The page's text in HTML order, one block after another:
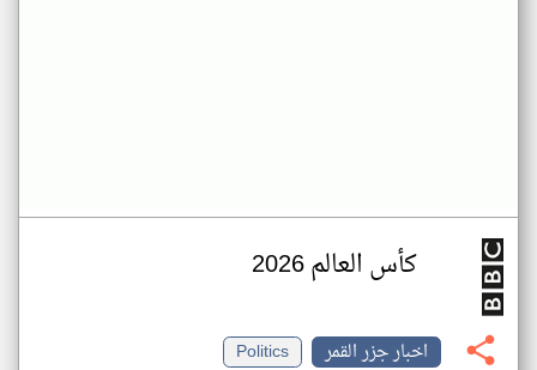
كأس العالم 2026
اخبار جزر القمر
Politics